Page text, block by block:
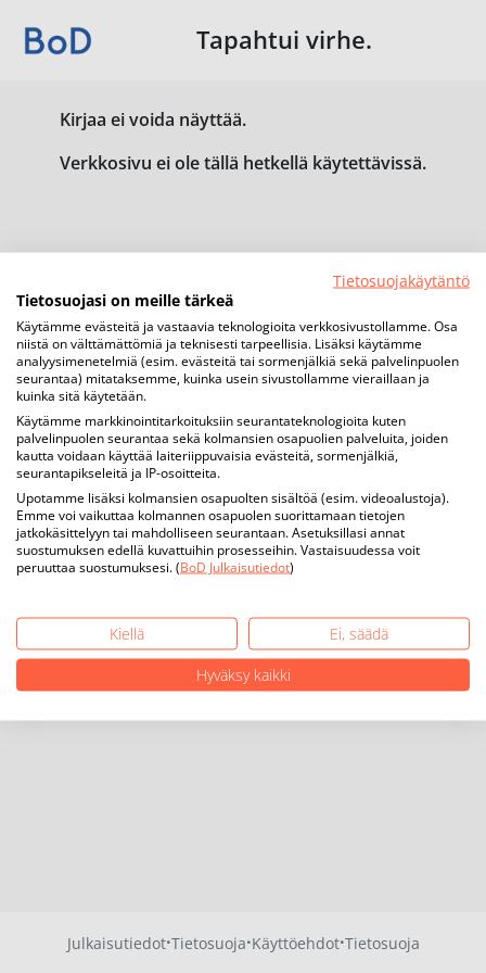
Tapahtui virhe.
Kirjaa ei voida näyttää.
Verkkosivu ei ole tällä hetkellä käytettävissä.
Julkaisutiedot·Tietosuoja·Käyttöehdot·Tietosuoja
Tietosuojakäytäntö
Tietosuojasi on meille tärkeä
Käytämme evästeitä ja vastaavia teknologioita verkkosivustollamme. Osa
niistä on välttämättömiä ja teknisesti tarpeellisia. Lisäksi käytämme
analyysimenetelmiä (esim. evästeitä tai sormenjälkiä sekä palvelinpuolen
seurantaa) mitataksemme, kuinka usein sivustollamme vieraillaan ja
kuinka sitä käytetään.
Käytämme markkinointitarkoituksiin seurantateknologioita kuten
palvelinpuolen seurantaa sekä kolmansien osapuolien palveluita, joiden
kautta voidaan käyttää laiteriippuvaisia evästeitä, sormenjälkiä,
seurantapikseleitä ja IP-osoitteita.
Upotamme lisäksi kolmansien osapuolten sisältöä (esim. videoalustoja).
Emme voi vaikuttaa kolmannen osapuolen suorittamaan tietojen
jatkokäsittelyyn tai mahdolliseen seurantaan. Asetuksillasi annat
suostumuksen edellä kuvattuihin prosesseihin. Vastaisuudessa voit
peruuttaa suostumuksesi. (BoD Julkaisutiedot)
Kiellä
Ei, säädä
Hyväksy kaikki